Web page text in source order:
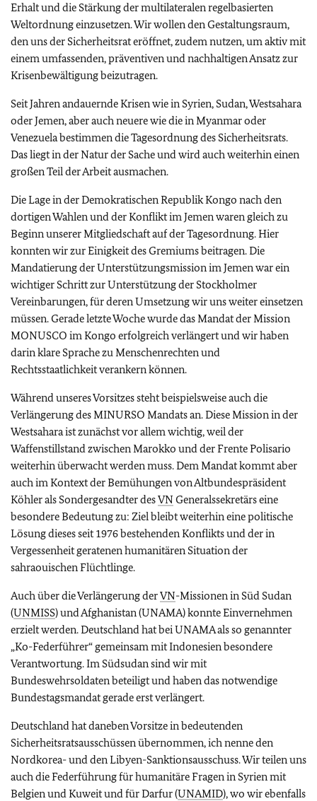
Erhalt und die Stärkung der multilateralen regelbasierten
Weltordnung einzusetzen. Wir wollen den Gestaltungsraum,
den uns der Sicherheitsrat eröffnet, zudem nutzen, um aktiv mit
einem umfassenden, präventiven und nachhaltigen Ansatz zur
Krisenbewältigung beizutragen.
Seit Jahren andauernde Krisen wie in Syrien, Sudan, Westsahara
oder Jemen, aber auch neuere wie die in Myanmar oder
Venezuela bestimmen die Tagesordnung des Sicherheitsrats.
Das liegt in der Natur der Sache und wird auch weiterhin einen
großen Teil der Arbeit ausmachen.
Die Lage in der Demokratischen Republik Kongo nach den
dortigen Wahlen und der Konflikt im Jemen waren gleich zu
Beginn unserer Mitgliedschaft auf der Tagesordnung. Hier
konnten wir zur Einigkeit des Gremiums beitragen. Die
Mandatierung der Unterstützungsmission im Jemen war ein
wichtiger Schritt zur Unterstützung der Stockholmer
Vereinbarungen, für deren Umsetzung wir uns weiter einsetzen
müssen. Gerade letzte Woche wurde das Mandat der Mission
MONUSCO im Kongo erfolgreich verlängert und wir haben
darin klare Sprache zu Menschenrechten und
Rechtsstaatlichkeit verankern können.
Während unseres Vorsitzes steht beispielsweise auch die
Verlängerung des MINURSO Mandats an. Diese Mission in der
Westsahara ist zunächst vor allem wichtig, weil der
Waffenstillstand zwischen Marokko und der Frente Polisario
weiterhin überwacht werden muss. Dem Mandat kommt aber
auch im Kontext der Bemühungen von Altbundespräsident
Köhler als Sondergesandter desVNGeneralssekretärs eine
besondere Bedeutung zu: Ziel bleibt weiterhin eine politische
Lösung dieses seit 1976 bestehenden Konflikts und der in
Vergessenheit geratenen humanitären Situation der
sahraouischen Flüchtlinge.
Auch über die Verlängerung derVN-Missionen in Süd Sudan
(UNMISS) und Afghanistan (UNAMA) konnte Einvernehmen
erzielt werden. Deutschland hat bei UNAMA als so genannter
„Ko-Federführer“ gemeinsam mit Indonesien besondere
Verantwortung. Im Südsudan sind wir mit
Bundeswehrsoldaten beteiligt und haben das notwendige
Bundestagsmandat gerade erst verlängert.
Deutschland hat daneben Vorsitze in bedeutenden
Sicherheitsratsausschüssen übernommen, ich nenne den
Nordkorea- und den Libyen-Sanktionsausschuss. Wir teilen uns
auch die Federführung für humanitäre Fragen in Syrien mit
Belgien und Kuweit und für Darfur (UNAMID), wo wir ebenfalls